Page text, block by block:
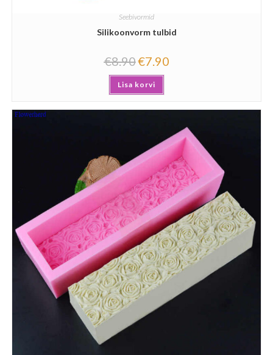
Seebivormid
Silikoonvorm tulbid
€8.90€7.90
Lisa korvi